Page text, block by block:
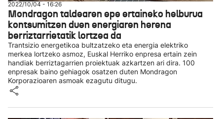
2022/10/04 - 16:26
Mondragon taldearen epe ertaineko helburua
kontsumitzen duen energiaren herena
berriztarrietatik lortzea da
Trantsizio energetikoa bultzatzeko eta energia elektriko
merkea lortzeko asmoz, Euskal Herriko enpresa ertain zein
handiak berriztagarrien proiektuak azkartzen ari dira. 100
enpresak baino gehiagok osatzen duten Mondragon
Korporazioaren asmoak ezagutu ditugu.